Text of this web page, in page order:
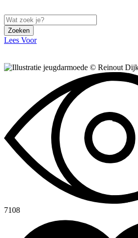
Zoeken
Lees Voor
7108